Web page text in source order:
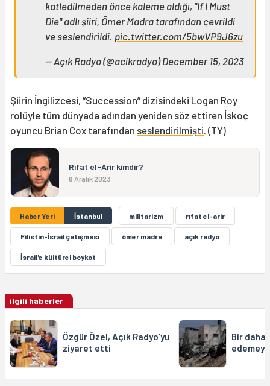
katledilmeden önce kaleme aldığı, "If I Must
Die" adlı şiiri, Ömer Madra tarafından çevrildi
ve seslendirildi. pic.twitter.com/5bwVP9J6zu
— Açık Radyo (@acikradyo)December 15, 2023
Şiirin İngilizcesi, “Succession” dizisindeki Logan Roy
rolüyle tüm dünyada adından yeniden söz ettiren İskoç
oyuncu Brian Cox tarafından seslendirilmişti . (TY)
Rıfat el-Arir kimdir?
8 Aralık 2023
Haber Yeri İstanbul militarizm rıfat el-arir
Filistin-İsrail çatışması ömer madra açık radyo
İsrail'e kültürel boykot
ilgili haberler
Özgür Özel, Açık Radyo'yu
ziyaret etti
Bir daha